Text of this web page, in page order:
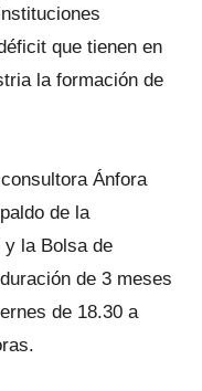
que tienen en
la formación de
Ánfora
de la
y la Bolsa de
de 3 meses
de 18.30 a